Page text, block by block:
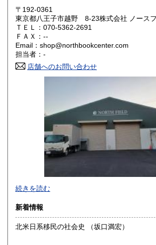
奈良県 350円 和歌山県
鳥取県
岡山県
350円 愛媛県
350円 福岡県
宮崎県
沖縄県
〒192-0361
東京都八王子市越野 8-23株式会社 ノース
ＴＥＬ：070-5362-2691
ＦＡＸ：--
Email：shop@northbookcenter.com
担当者：-
店舗へのお問い合わせ
・書店様、公共機関様からの公費（請求書払
・全国古書書籍商組合連合会加盟の古書店
は、商品代金に対して書店間割引を適用さ
続きを読む
新着情報
北米日系移民の社会史 （坂口満宏）